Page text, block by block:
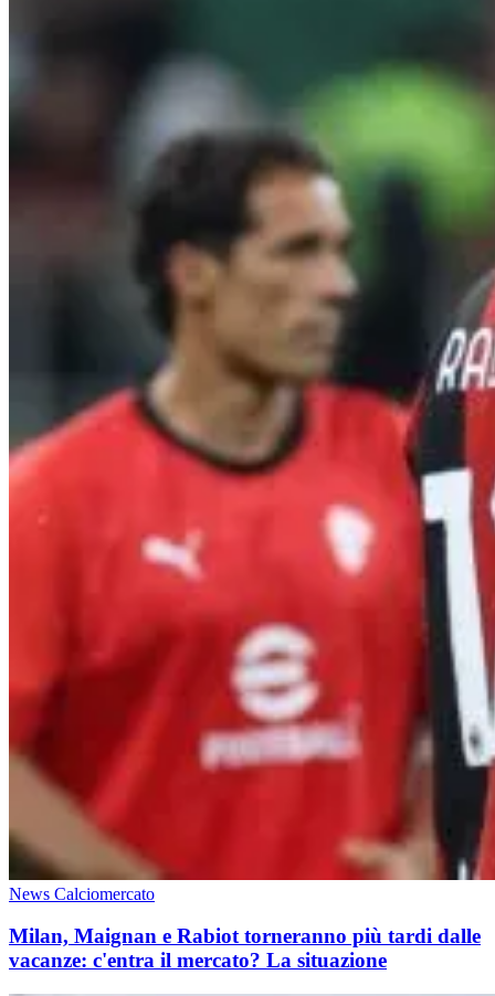
News Calciomercato
Milan, Maignan e Rabiot torneranno più tardi dalle
vacanze: c'entra il mercato? La situazione